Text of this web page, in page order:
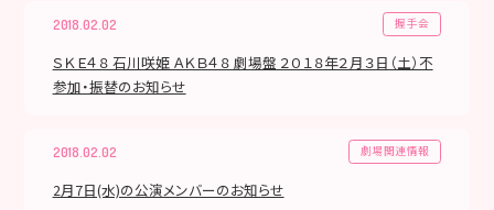
2018.02.02 握手会
ＳＫＥ４８ 石川咲姫 ＡＫＢ４８ 劇場盤 ２０１８年２月３日（土）不
参加・振替のお知らせ
2018.02.02 劇場関連情報
2月7日(水)の公演メンバーのお知らせ